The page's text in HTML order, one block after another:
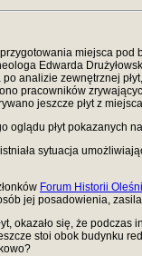
miejsca
Edwarda
analizie zewnętrznej
pracowników
jeszcze płyt z
oglądu płyt pokazanych
sytuacja
Forum Historii
jej posadowienia,
okazało się, że
stoi obok budynku